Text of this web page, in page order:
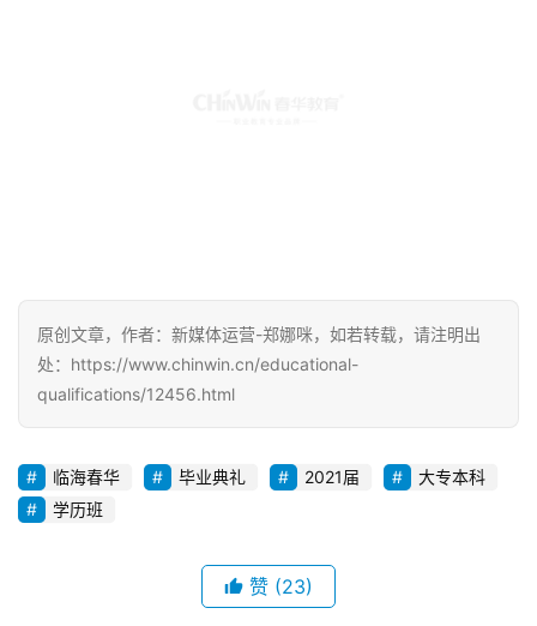
原创文章，作者：新媒体运营-郑娜咪，如若转载，请注明出
处：https://www.chinwin.cn/educational-
qualifications/12456.html
临海春华 毕业典礼 2021届
大专本科
学历班
赞 (23)